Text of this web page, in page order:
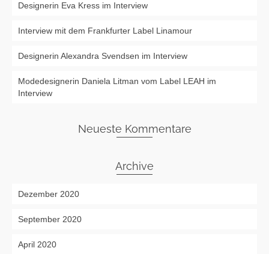
Designerin Eva Kress im Interview
Interview mit dem Frankfurter Label Linamour
Designerin Alexandra Svendsen im Interview
Modedesignerin Daniela Litman vom Label LEAH im
Interview
Neueste Kommentare
Archive
Dezember 2020
September 2020
April 2020